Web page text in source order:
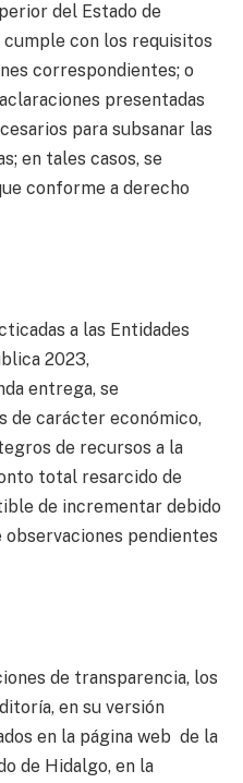
del Estado de
con los requisitos
correspondientes; o
presentadas
para subsanar las
en tales casos, se
conforme a derecho
a las Entidades
2023,
entrega, se
de carácter económico,
de recursos a la
total resarcido de
de incrementar debido
pendientes
de transparencia, los
en su versión
en la página web de la
de Hidalgo, en la